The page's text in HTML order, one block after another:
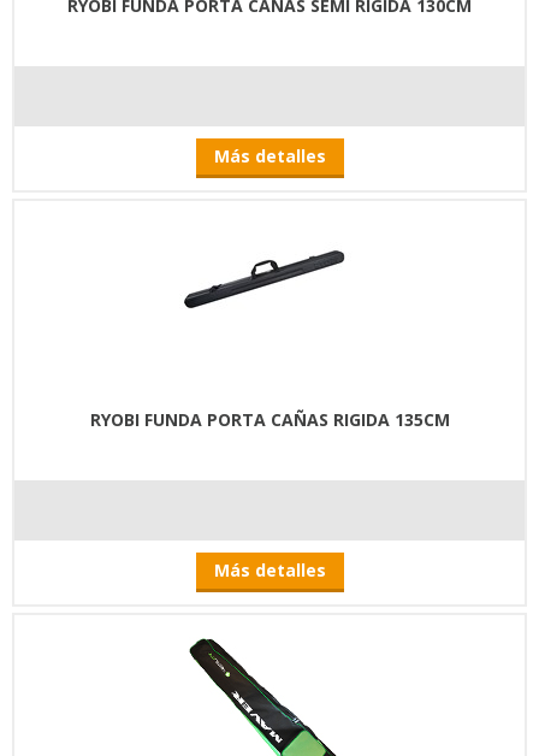
RYOBI FUNDA PORTA CAÑAS SEMI RIGIDA 130CM
Más detalles
RYOBI FUNDA PORTA CAÑAS RIGIDA 135CM
Más detalles